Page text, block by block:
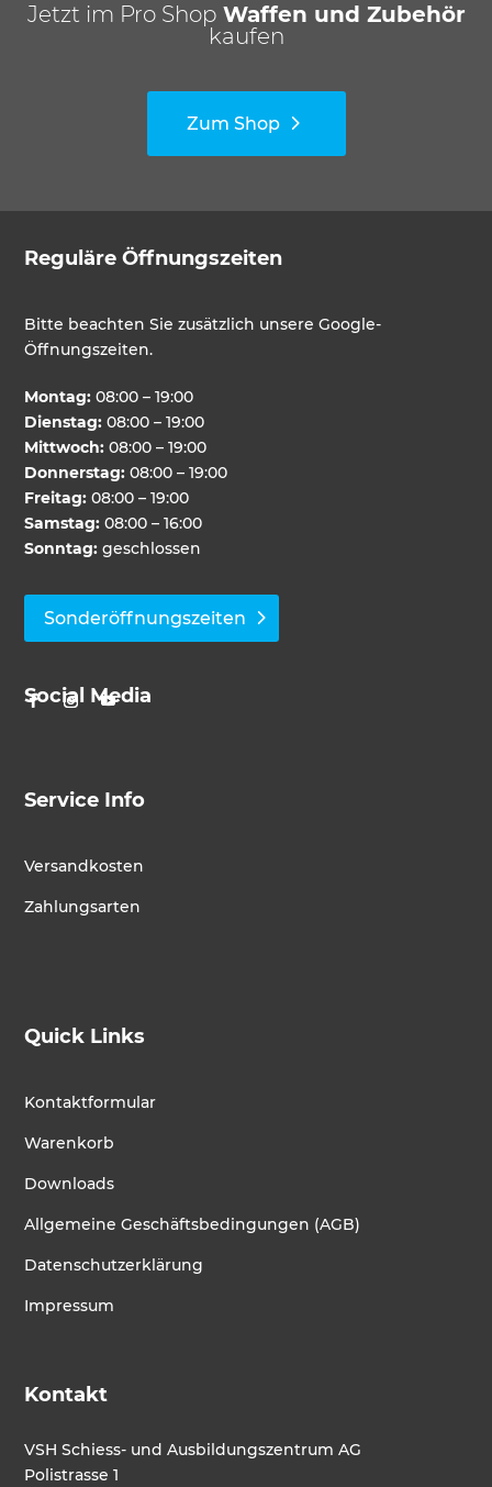
Jetzt im Pro Shop Waffen und Zubehör
kaufen
Zum Shop
Reguläre Öffnungszeiten
Bitte beachten Sie zusätzlich unsere Google-
Öffnungszeiten.
Montag: 08:00 – 19:00
Dienstag: 08:00 – 19:00
Mittwoch: 08:00 – 19:00
Donnerstag: 08:00 – 19:00
Freitag: 08:00 – 19:00
Samstag: 08:00 – 16:00
Sonntag: geschlossen
Sonderöffnungszeiten
Social Media
Service Info
Versandkosten
Zahlungsarten
Quick Links
Kontaktformular
Warenkorb
Downloads
Allgemeine Geschäftsbedingungen (AGB)
Datenschutzerklärung
Impressum
Kontakt
VSH Schiess- und Ausbildungszentrum AG
Polistrasse 1